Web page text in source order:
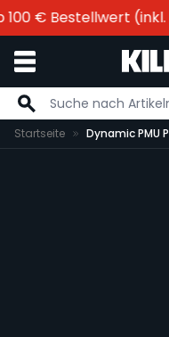
€ Bestellwert (inkl.
Zum Inhalt springen
Startseite Dynamic PMU